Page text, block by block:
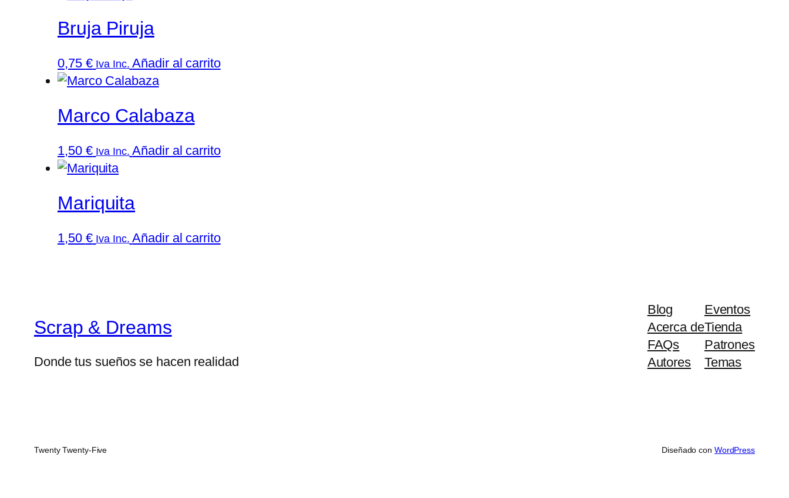
Bruja Piruja
0,75 € Iva Inc. Añadir al carrito
Marco Calabaza
1,50 € Iva Inc. Añadir al carrito
Mariquita
1,50 € Iva Inc. Añadir al carrito
Scrap & Dreams
Donde tus sueños se hacen realidad
Blog
Acerca de
FAQs
Autores
Eventos
Tienda
Patrones
Temas
Twenty Twenty-Five Diseñado con WordPress